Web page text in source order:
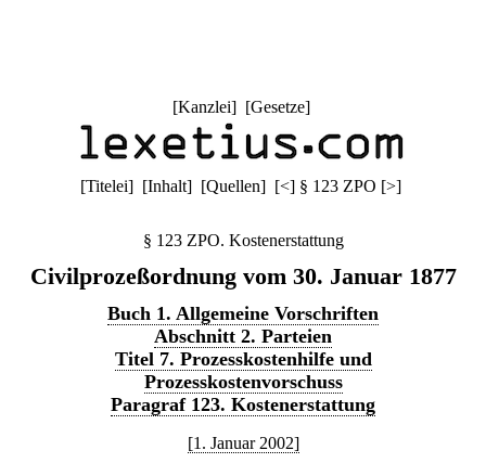
[Kanzlei] [Gesetze]
[Titelei] [Inhalt] [Quellen] [<] § 123 ZPO [>]
§ 123 ZPO. Kostenerstattung
Civilprozeßordnung vom 30. Januar 1877
Buch 1. Allgemeine Vorschriften
Abschnitt 2. Parteien
Titel 7. Prozesskostenhilfe und
Prozesskostenvorschuss
Paragraf 123. Kostenerstattung
[1. Januar 2002]